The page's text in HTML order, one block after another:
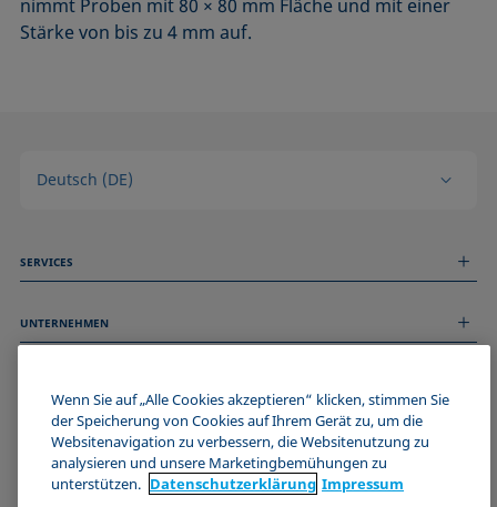
nimmt Proben mit 80 × 80 mm Fläche und mit einer
Stärke von bis zu 4 mm auf.
Deutsch (DE)
SERVICES
Technischer Service
UNTERNEHMEN
Stellenangebote
Events
Impressum
Datenschutzerklärung
Cookie-Richtlinie
WERDE TEIL DER KRÜSS COMMUNITY
Wenn Sie auf „Alle Cookies akzeptieren“ klicken, stimmen Sie
der Speicherung von Cookies auf Ihrem Gerät zu, um die
Websitenavigation zu verbessern, die Websitenutzung zu
analysieren und unsere Marketingbemühungen zu
unterstützen. Datenschutz­erklärung Impressum